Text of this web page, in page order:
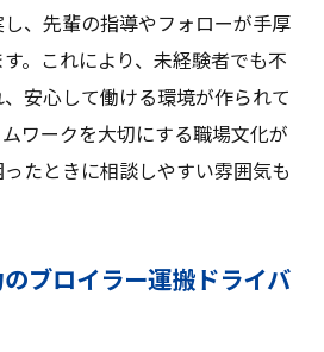
、先輩の指導やフォローが手厚
。これにより、未経験者でも不
安心して働ける環境が作られて
ワークを大切にする職場文化が
たときに相談しやすい雰囲気も
ブロイラー運搬ドライバ